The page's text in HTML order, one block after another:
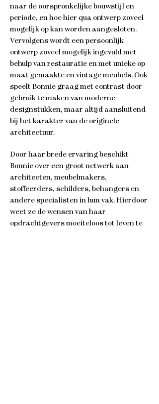
naar de oorspronkelijke bouwstijl en
periode, en hoe hier qua ontwerp zoveel
mogelijk op kan worden aangesloten.
Vervolgens wordt een persoonlijk
ontwerp zoveel mogelijk ingevuld met
behulp van restauratie en met unieke op
maat gemaakte en vintage meubels. Ook
speelt Bonnie graag met contrast door
gebruik te maken van moderne
designstukken, maar altijd aansluitend
bij het karakter van de originele
architectuur.
Door haar brede ervaring beschikt
Bonnie over een groot netwerk aan
architecten, meubelmakers,
stoffeerders, schilders, behangers en
andere specialisten in hun vak. Hierdoor
weet ze de wensen van haar
opdrachtgevers moeiteloos tot leven te